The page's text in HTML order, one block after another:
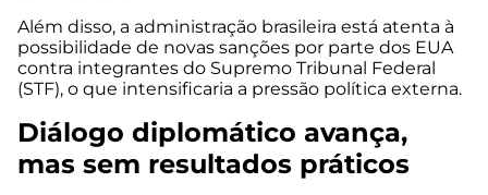
Além disso, a administração brasileira está atenta à
possibilidade de novas sanções por parte dos EUA
contra integrantes do Supremo Tribunal Federal
(STF), o que intensificaria a pressão política externa.
Diálogo diplomático avança,
mas sem resultados práticos